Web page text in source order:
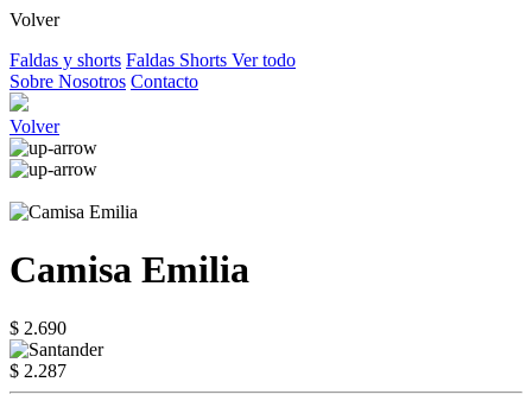
Volver
Faldas y shorts Faldas Shorts Ver todo
Sobre Nosotros Contacto
Volver
Camisa Emilia
$ 2.690
$ 2.287